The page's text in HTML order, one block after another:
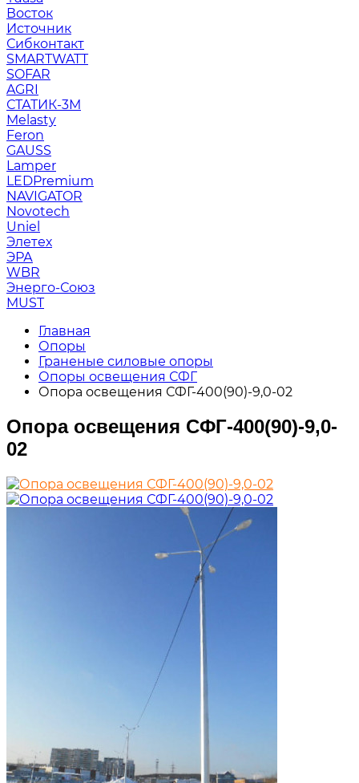
Восток
Источник
Сибконтакт
SMARTWATT
SOFAR
AGRI
СТАТИК-3М
Melasty
Feron
GAUSS
Lamper
LEDPremium
NAVIGATOR
Novotech
Uniel
Элетех
ЭРА
WBR
Энерго-Союз
MUST
Главная
Опоры
Граненые силовые опоры
Опоры освещения СФГ
Опора освещения СФГ-400(90)-9,0-02
Опора освещения СФГ-400(90)-9,0-
02